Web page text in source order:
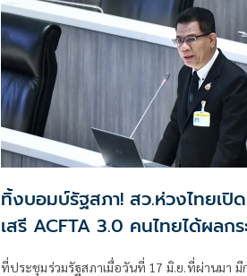
ทิ้งบอมบ์รัฐสภา! สว.ห่วงไทยเปิดการค้า
เสรี ACFTA 3.0 คนไทยได้ผลก
ที่ประชุมร่วมรัฐสภาเมื่อวันที่ 17 มิ.ย.ที่ผ่านมา มี